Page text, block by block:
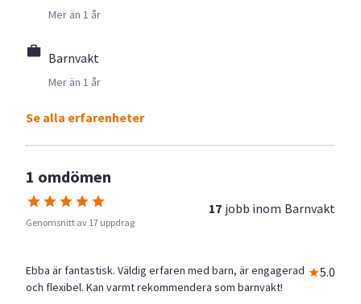
Mer än 1 år
Barnvakt
Mer än 1 år
Se alla erfarenheter
1 omdömen
Genomsnitt av 17 uppdrag
17 jobb inom Barnvakt
Ebba är fantastisk. Väldig erfaren med barn, är engagerad
och flexibel. Kan varmt rekommendera som barnvakt!
5.0